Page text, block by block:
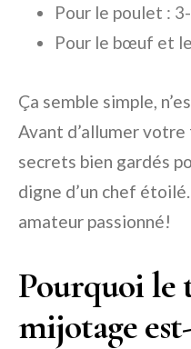
Pour le poulet :
Pour le bœuf et
Ça semble simple,
Avant d’allumer
secrets bien gardés
digne d’un chef
amateur passionné!
Pourquoi le
mijotage